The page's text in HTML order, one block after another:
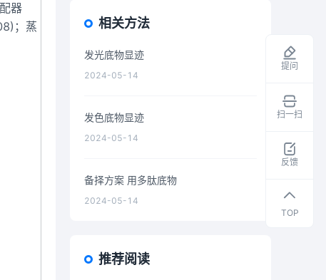
器
；蒸
相关方法
发光底物显迹
2024-05-14
发色底物显迹
2024-05-14
备择方案 用多肽底物
2024-05-14
推荐阅读
提问
扫一扫
取
干
资
料
反馈
TOP